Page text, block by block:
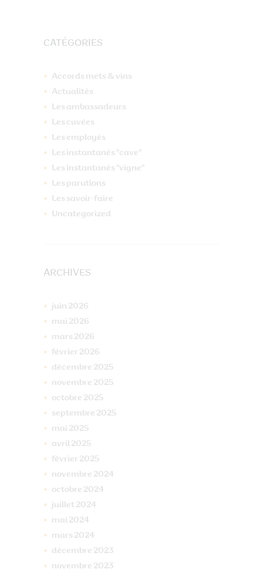
CATÉGORIES
Accords mets & vins
Actualités
Les ambassadeurs
Les cuvées
Les employés
Les instantanés "cave"
Les instantanés "vigne"
Les parutions
Les savoir-faire
Uncategorized
ARCHIVES
juin 2026
mai 2026
mars 2026
février 2026
décembre 2025
novembre 2025
octobre 2025
septembre 2025
mai 2025
avril 2025
février 2025
novembre 2024
octobre 2024
juillet 2024
mai 2024
mars 2024
décembre 2023
novembre 2023